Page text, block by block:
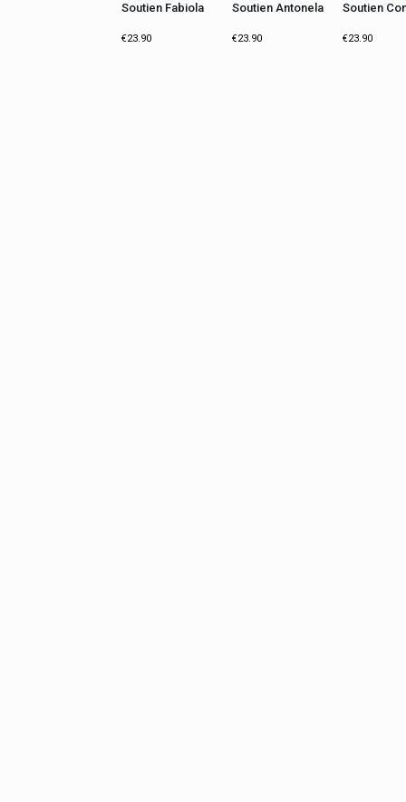
Soutien Fabiola
€23.90
Soutien Antonela
€23.90
Soutien
€23.90